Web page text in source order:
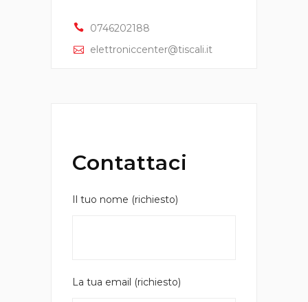
0746202188
elettroniccenter@tiscali.it
Contattaci
Il tuo nome (richiesto)
La tua email (richiesto)